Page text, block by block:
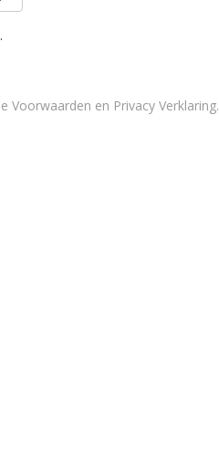
Voorwaarden en Privacy Verklaring.